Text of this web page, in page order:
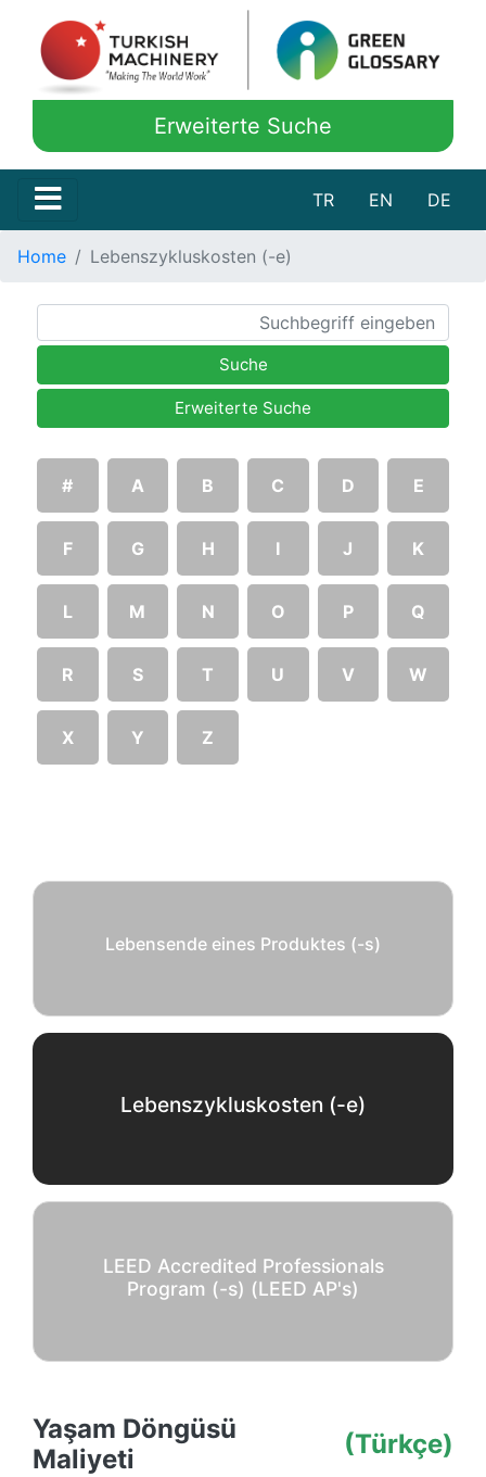
Erweiterte Suche
TR EN DE
Home Lebenszykluskosten (-e)
Suche
Erweiterte Suche
# A B C D E
F G H I J K
L M N O P Q
R S T U V W
X Y Z
Lebensende eines Produktes (-s)
Lebenszykluskosten (-e)
LEED Accredited Professionals
Program (-s) (LEED AP's)
Yaşam Döngüsü
Maliyeti
(Türkçe)